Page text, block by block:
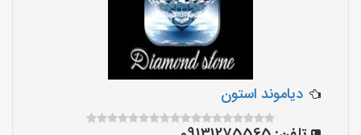
دیاموند استون